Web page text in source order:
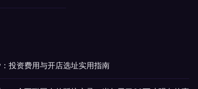
投资费用与开店选址实用指南